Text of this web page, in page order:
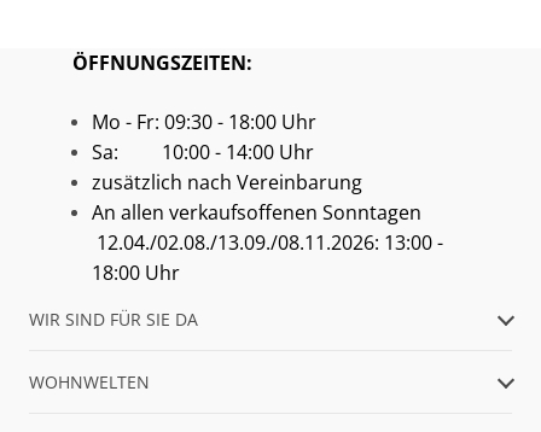
ÖFFNUNGSZEITEN:
Mo - Fr: 09:30 - 18:00 Uhr
Sa: 10:00 - 14:00 Uhr
zusätzlich nach Vereinbarung
An allen verkaufsoffenen Sonntagen
12.04./02.08./13.09./08.11.2026: 13:00 -
18:00 Uhr
WIR SIND FÜR SIE DA
WOHNWELTEN